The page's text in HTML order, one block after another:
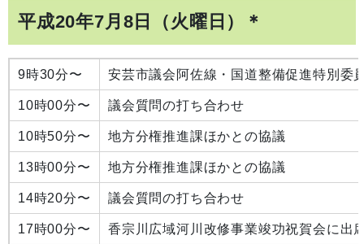
平成20年7月8日（火曜日）＊
9時30分〜 安芸市議会阿佐線・国道整備促進特別委
10時00分〜 議会質問の打ち合わせ
10時50分〜 地方分権推進課ほかとの協議
13時00分〜 地方分権推進課ほかとの協議
14時20分〜 議会質問の打ち合わせ
17時00分〜 香宗川広域河川改修事業竣功祝賀会に出